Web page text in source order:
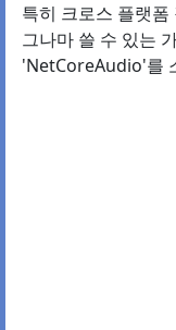
특히 크로스 플랫
그나마 쓸 수 있는
'NetCoreAudio'를